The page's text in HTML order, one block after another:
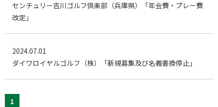
センチュリー吉川ゴルフ倶楽部（兵庫県）「年会費・プレー費
改定」
2024.07.01
ダイワロイヤルゴルフ（株）「新規募集及び名義書換停止」
1